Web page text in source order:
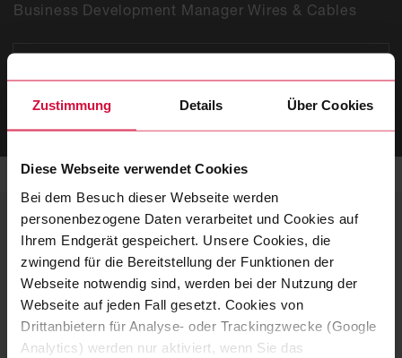
Zustimmung Details Über Cookies
Diese Webseite verwendet Cookies
Bei dem Besuch dieser Webseite werden
personenbezogene Daten verarbeitet und Cookies auf
Ihrem Endgerät gespeichert. Unsere Cookies, die
zwingend für die Bereitstellung der Funktionen der
Webseite notwendig sind, werden bei der Nutzung der
Webseite auf jeden Fall gesetzt. Cookies von
Drittanbietern für Analyse- oder Trackingzwecke (Google
Analytics) werden nur aktiviert, wenn Sie das
Business Development Manager Wires & Cables
ZUM KONTAKTFORMULAR
APAC REGION
Geräteanschlussleitungen
Sie haben Fragen zu unseren
Geräteanschlussleitungen? Dann melden Sie sich
jederzeit gern bei uns!